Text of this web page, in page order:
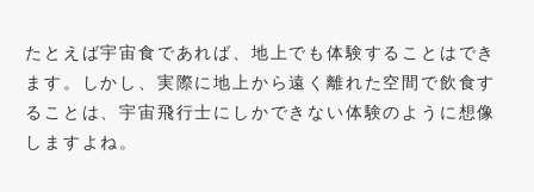
たとえば宇宙食であれば、地上でも体験することはでき
ます。しかし、実際に地上から遠く離れた空間で飲食す
ることは、宇宙飛行士にしかできない体験のように想像
しますよね。